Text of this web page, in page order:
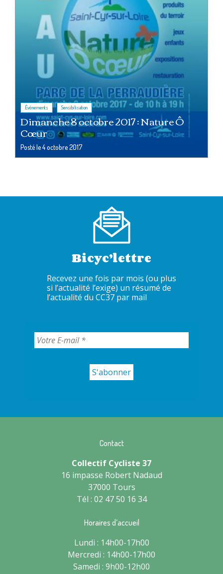
Événements , Sensibilisation
Dimanche 8 octobre 2017 : Nature Ô
Cœur
Posté le4 octobre 2017
Bicyc’lettre
Recevez une fois par mois (ou plus
si l’actualité l’exige) un résumé de
l’actualité du CC37 par mail
Contact
Collectif Cycliste 37
16 impasse Robert Nadaud
37000 Tours
Tél : 02 47 50 16 34
Horaires d’accueil
Lundi : 14h00-17h00
Mercredi : 14h00-17h00
Samedi : 9h00-12h00